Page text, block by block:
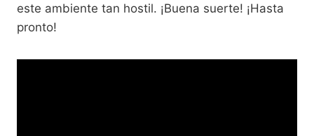
este ambiente tan hostil. ¡Buena suerte! ¡Hasta
pronto!